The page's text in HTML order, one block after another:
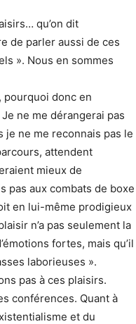
qu’on dit
de parler aussi de ces
». Nous en sommes
pourquoi donc en
ne me dérangerai pas
je ne me reconnais pas le
attendent
mieux de
pas aux combats de boxe
en lui-même prodigieux
n’a pas seulement la
fortes, mais qu’il
laborieuses ».
pas à ces plaisirs.
conférences. Quant à
et du